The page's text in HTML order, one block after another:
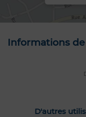
Informations
D'autres